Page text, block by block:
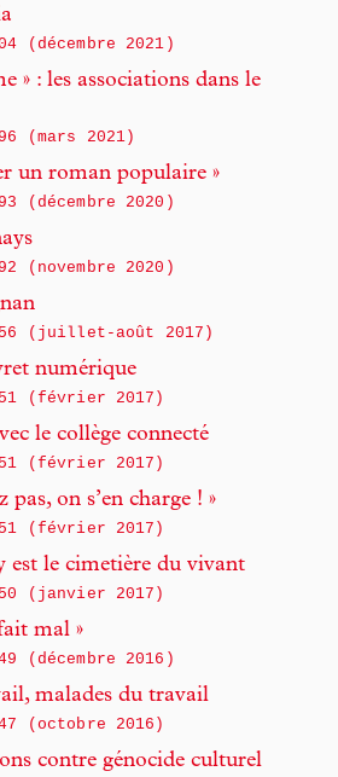
(décembre 2021)
» : les associations dans le
(mars 2021)
un roman populaire »
(décembre 2020)
(novembre 2020)
(juillet-août 2017)
numérique
(février 2017)
le collège connecté
(février 2017)
pas, on s’en charge ! »
(février 2017)
est le cimetière du vivant
(janvier 2017)
mal »
(décembre 2016)
malades du travail
(octobre 2016)
contre génocide culturel